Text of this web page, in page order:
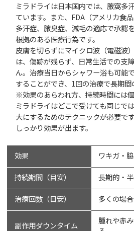
ミラドライは日本国内では、腋窩多
ています。また、FDA（アメリカ食
多汗症、腋臭症、減毛の適応で承認
根拠のある医療行為です。
皮膚を切らずにマイクロ波（電磁波
は、傷跡が残らず、日常生活での支
ん。治療当日からシャワー浴も可能
することができ、1回の治療で長期間
※効果のあらわれ方、持続時間には個
ミラドライはどこで受けても同じで
大にするためのテクニックが必要で
しっかり効果が出ます。
効果 ワキガ・
持続期間（目安） 長期的・
治療回数（目安） 多くの場
副作用ダウンタイム
腫れや赤